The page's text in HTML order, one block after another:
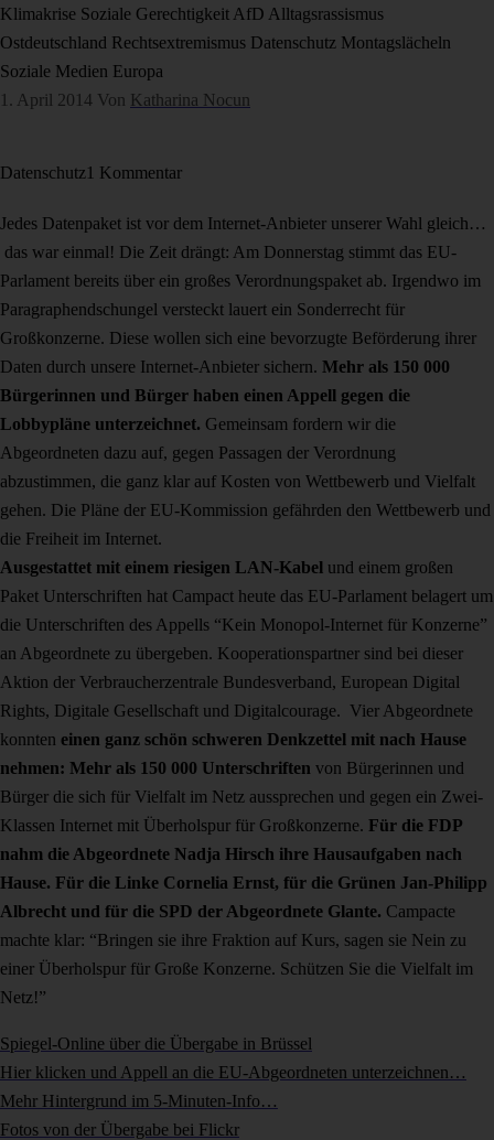
Klimakrise Soziale Gerechtigkeit AfD Alltagsrassismus
Ostdeutschland Rechtsextremismus Datenschutz Montagslächeln
Soziale Medien Europa
1. April 2014 Von Katharina Nocun
Datenschutz1 Kommentar
Jedes Datenpaket ist vor dem Internet-Anbieter unserer Wahl gleich…
das war einmal! Die Zeit drängt: Am Donnerstag stimmt das EU-
Parlament bereits über ein großes Verordnungspaket ab. Irgendwo im
Paragraphendschungel versteckt lauert ein Sonderrecht für
Großkonzerne. Diese wollen sich eine bevorzugte Beförderung ihrer
Daten durch unsere Internet-Anbieter sichern. Mehr als 150 000
Bürgerinnen und Bürger haben einen Appell gegen die
Lobbypläne unterzeichnet. Gemeinsam fordern wir die
Abgeordneten dazu auf, gegen Passagen der Verordnung
abzustimmen, die ganz klar auf Kosten von Wettbewerb und Vielfalt
gehen. Die Pläne der EU-Kommission gefährden den Wettbewerb und
die Freiheit im Internet.
Ausgestattet mit einem riesigen LAN-Kabel und einem großen
Paket Unterschriften hat Campact heute das EU-Parlament belagert um
die Unterschriften des Appells “Kein Monopol-Internet für Konzerne”
an Abgeordnete zu übergeben. Kooperationspartner sind bei dieser
Aktion der Verbraucherzentrale Bundesverband, European Digital
Rights, Digitale Gesellschaft und Digitalcourage. Vier Abgeordnete
konnten einen ganz schön schweren Denkzettel mit nach Hause
nehmen: Mehr als 150 000 Unterschriften von Bürgerinnen und
Bürger die sich für Vielfalt im Netz aussprechen und gegen ein Zwei-
Klassen Internet mit Überholspur für Großkonzerne. Für die FDP
nahm die Abgeordnete Nadja Hirsch ihre Hausaufgaben nach
Hause. Für die Linke Cornelia Ernst, für die Grünen Jan-Philipp
Albrecht und für die SPD der Abgeordnete Glante. Campacte
machte klar: “Bringen sie ihre Fraktion auf Kurs, sagen sie Nein zu
einer Überholspur für Große Konzerne. Schützen Sie die Vielfalt im
Netz!”
Spiegel-Online über die Übergabe in Brüssel
Hier klicken und Appell an die EU-Abgeordneten unterzeichnen…
Mehr Hintergrund im 5-Minuten-Info…
Fotos von der Übergabe bei Flickr